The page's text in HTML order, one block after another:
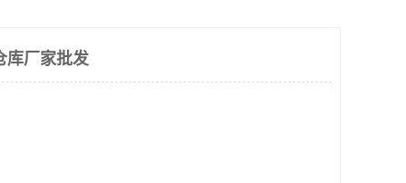
库厂家批发